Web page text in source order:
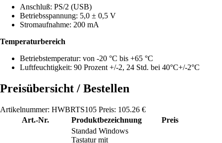
Anschluß: PS/2 (USB)
Betriebsspannung: 5,0 ± 0,5 V
Stromaufnahme: 200 mA
Temperaturbereich
Betriebstemperatur: von -20 °C bis +65 °C
Luftfeuchtigkeit: 90 Prozent +/-2, 24 Std. bei 40°C+/-2°C
Preisübersicht / Bestellen
Artikelnummer: HWBRTS105 Preis: 105.26 €
Art.-Nr.
Produktbezeichnung
Preis
Standad Windows
Tastatur mit